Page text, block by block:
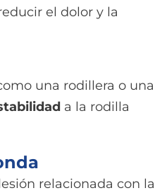
el dolor y la
una rodillera o una
a la rodilla
relacionada con la